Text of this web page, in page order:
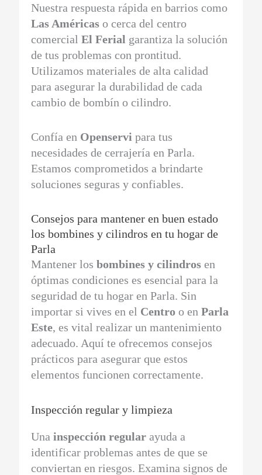
Nuestra respuesta rápida en barrios como
Las Américas o cerca del centro
comercialEl Ferial garantiza la solución
de tus problemas con prontitud.
Utilizamos materiales de alta calidad
para asegurar la durabilidad de cada
cambio de bombín o cilindro.
Confía en Openservi para tus
necesidades de cerrajería en Parla.
Estamos comprometidos a brindarte
soluciones seguras y confiables.
Consejos para mantener en buen estado
los bombines y cilindros en tu hogar de
Parla
Mantener losbombines y cilindros en
óptimas condiciones es esencial para la
seguridad de tu hogar en Parla. Sin
importar si vives en el Centro o enParla
Este, es vital realizar un mantenimiento
adecuado. Aquí te ofrecemos consejos
prácticos para asegurar que estos
elementos funcionen correctamente.
Inspección regular y limpieza
Unainspección regular ayuda a
identificar problemas antes de que se
conviertan en riesgos. Examina signos de